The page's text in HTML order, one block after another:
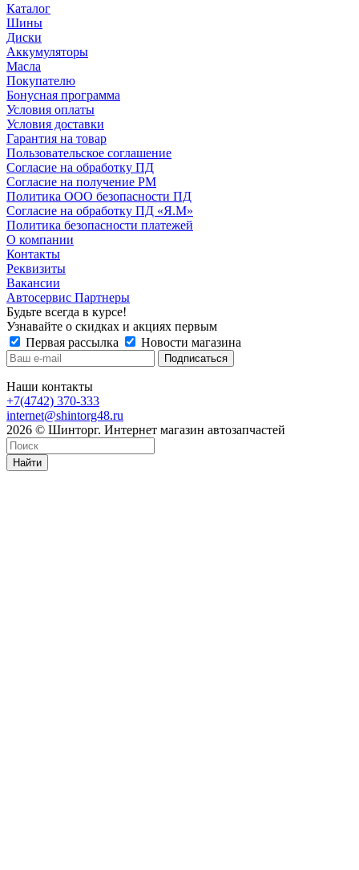
Каталог
Шины
Диски
Аккумуляторы
Масла
Покупателю
Бонусная программа
Условия оплаты
Условия доставки
Гарантия на товар
Пользовательское соглашение
Согласие на обработку ПД
Согласие на получение РМ
Политика ООО безопасности ПД
Согласие на обработку ПД «Я.М»
Политика безопасности платежей
О компании
Контакты
Реквизиты
Вакансии
Автосервис Партнеры
Будьте всегда в курсе!
Узнавайте о скидках и акциях первым
Первая рассылка
Новости магазина
Наши контакты
+7(4742) 370-333
internet@shintorg48.ru
2026 © Шинторг. Интернет магазин автозапчастей
Найти